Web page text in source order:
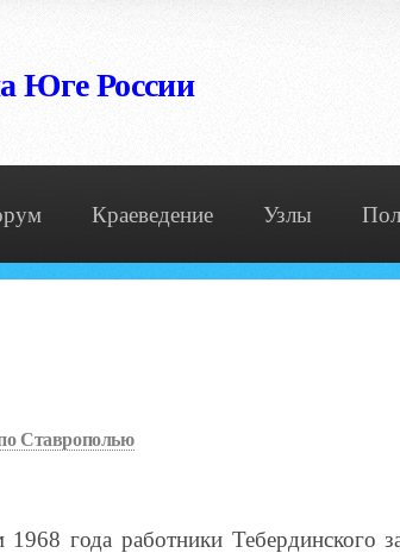
Юге России
Краеведение Узлы
Ставрополью
года работники Тебердинского